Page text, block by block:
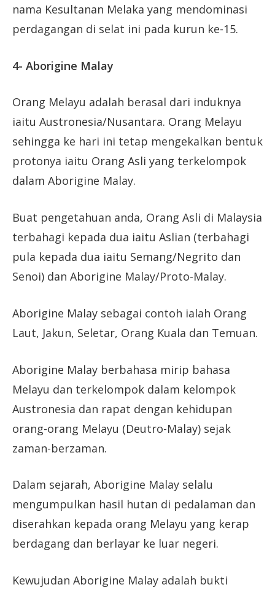
nama Kesultanan Melaka yang mendominasi
perdagangan di selat ini pada kurun ke-15.
4- Aborigine Malay
Orang Melayu adalah berasal dari induknya
iaitu Austronesia/Nusantara. Orang Melayu
sehingga ke hari ini tetap mengekalkan bentuk
protonya iaitu Orang Asli yang terkelompok
dalam Aborigine Malay.
Buat pengetahuan anda, Orang Asli di Malaysia
terbahagi kepada dua iaitu Aslian (terbahagi
pula kepada dua iaitu Semang/Negrito dan
Senoi) dan Aborigine Malay/Proto-Malay.
Aborigine Malay sebagai contoh ialah Orang
Laut, Jakun, Seletar, Orang Kuala dan Temuan.
Aborigine Malay berbahasa mirip bahasa
Melayu dan terkelompok dalam kelompok
Austronesia dan rapat dengan kehidupan
orang-orang Melayu (Deutro-Malay) sejak
zaman-berzaman.
Dalam sejarah, Aborigine Malay selalu
mengumpulkan hasil hutan di pedalaman dan
diserahkan kepada orang Melayu yang kerap
berdagang dan berlayar ke luar negeri.
Kewujudan Aborigine Malay adalah bukti